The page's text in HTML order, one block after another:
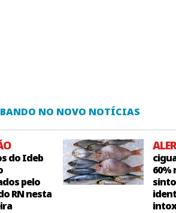
NO NOVO NOTÍCIAS
do Ideb
pelo
RN nesta
60%